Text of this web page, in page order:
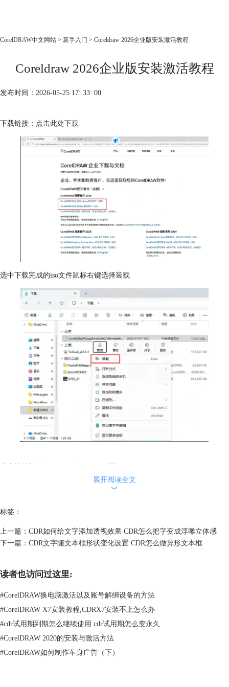
产品
老用户福利
购买
CorelDRAW中文网站 > 新手入门 > Coreldraw 2026企业版安装激活教程
Coreldraw 2026企业版安装激活教程
发布时间：2026-05-25 17: 33: 00
下载链接： 点击此处下载
选中下载完成的iso文件鼠标右键选择装载
展开阅读全文
︾
标签：
上一篇： CDR如何给文字添加透视效果 CDR怎么把字变成浮雕立体感
下一篇： CDR文字随文本框形状变化设置 CDR怎么做异形文本框
读者也访问过这里:
#CorelDRAW换电脑激活以及账号解绑设备的方法
#CorelDRAW X7安装教程,CDRX7安装不上怎么办
#cdr试用期到期怎么继续使用 cdr试用期怎么变永久
#CorelDRAW 2020的安装与激活方法
#CorelDRAW如何制作车身广告（下）